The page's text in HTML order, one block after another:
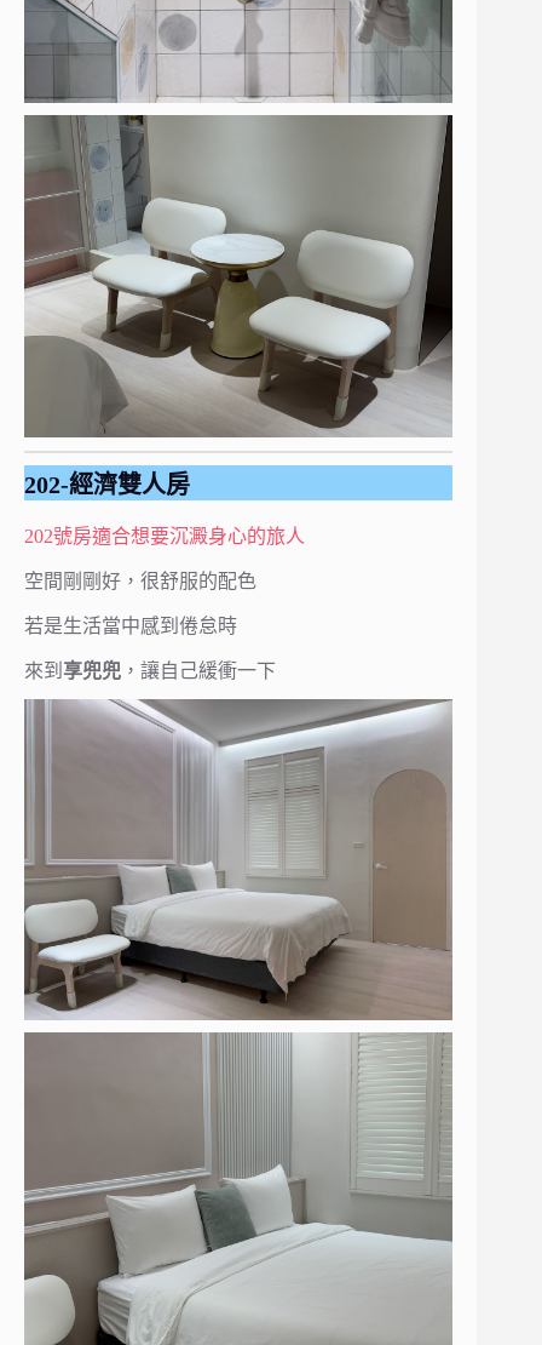
202-經濟雙人房
202號房適合想要沉澱身心的旅人
空間剛剛好，很舒服的配色
若是生活當中感到倦怠時
來到 享兜兜 ，讓自己緩衝一下